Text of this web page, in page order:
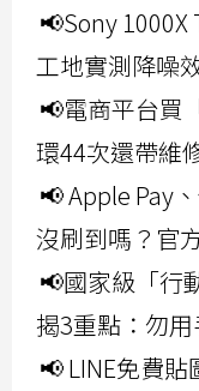
📢Sony 1000X
工地實測降噪
📢電商平台買
環44次還帶維
📢 Apple Pay
沒刷到嗎？官
📢國家級「行
揭3重點：勿
📢 LINE免費